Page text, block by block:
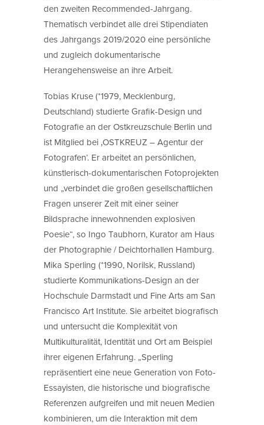
den zweiten Recommended-Jahrgang.
Thematisch verbindet alle drei Stipendiaten
des Jahrgangs 2019/2020 eine persönliche
und zugleich dokumentarische
Herangehensweise an ihre Arbeit.
Tobias Kruse (*1979, Mecklenburg,
Deutschland) studierte Grafik-Design und
Fotografie an der Ostkreuzschule Berlin und
ist Mitglied bei ‚OSTKREUZ – Agentur der
Fotografen’. Er arbeitet an persönlichen,
künstlerisch-dokumentarischen Fotoprojekten
und „verbindet die großen gesellschaftlichen
Fragen unserer Zeit mit einer seiner
Bildsprache innewohnenden explosiven
Poesie“, so Ingo Taubhorn, Kurator am Haus
der Photographie / Deichtorhallen Hamburg.
Mika Sperling (*1990, Norilsk, Russland)
studierte Kommunikations-Design an der
Hochschule Darmstadt und Fine Arts am San
Francisco Art Institute. Sie arbeitet biografisch
und untersucht die Komplexität von
Multikulturalität, Identität und Ort am Beispiel
ihrer eigenen Erfahrung. „Sperling
repräsentiert eine neue Generation von Foto-
Essayisten, die historische und biografische
Referenzen aufgreifen und mit neuen Medien
kombinieren, um die Interaktion mit dem